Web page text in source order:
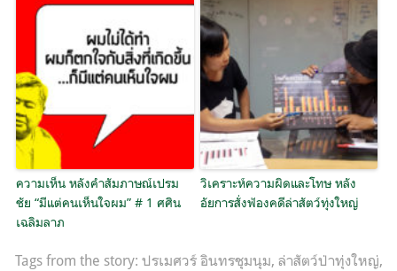
ความเห็น หลังคำสัมภาษณ์เปรม
ชัย “มีแต่คนเห็นใจผม” # 1 ศศิน
เฉลิมลาภ
วิเคราะห์ความผิดและโทษ หลัง
อัยการสั่งฟ้องคดีล่าสัตว์ทุ่งใหญ่
Tags from the story: ปรเมศวร์ อินทรชุมนุม, ล่าสัตว์ป่าทุ่งใหญ่,